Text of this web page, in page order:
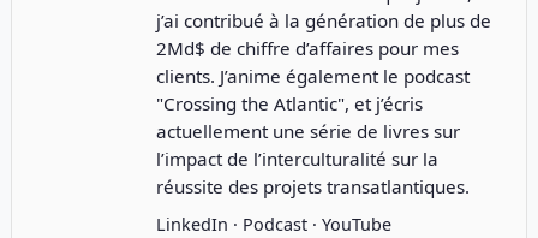
j’ai contribué à la génération de plus de
2Md$ de chiffre d’affaires pour mes
clients. J’anime également le podcast
"Crossing the Atlantic", et j’écris
actuellement une série de livres sur
l’impact de l’interculturalité sur la
réussite des projets transatlantiques.
LinkedIn · Podcast· YouTube